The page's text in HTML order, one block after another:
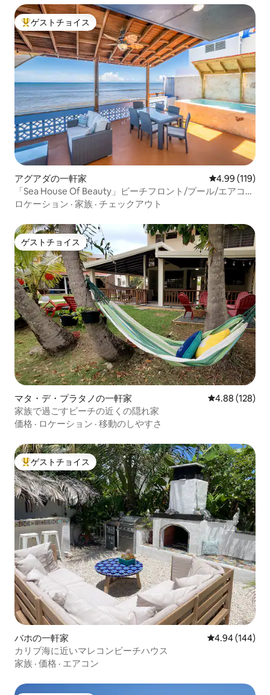
大好評のゲストチョイスです。
ゲストチョイス
アグアダの一軒家 レビュー119
4.99 (119)
「Sea House Of Beauty」ビーチフロント/プール/エアコ
ン/ Wi-Fi
ロケーション · 家族 · チェックアウト
ゲストチョイス
ゲストチョイス
マタ・デ・プラタノの一軒家 レビュー128
4.88 (128)
家族で過ごすビーチの近くの隠れ家
価格 · ロケーション · 移動のしやすさ
大好評のゲストチョイスです。
ゲストチョイス
バホの一軒家 レビュー144
4.94 (144)
カリブ海に近いマレコンビーチハウス
家族 · 価格 · エアコン